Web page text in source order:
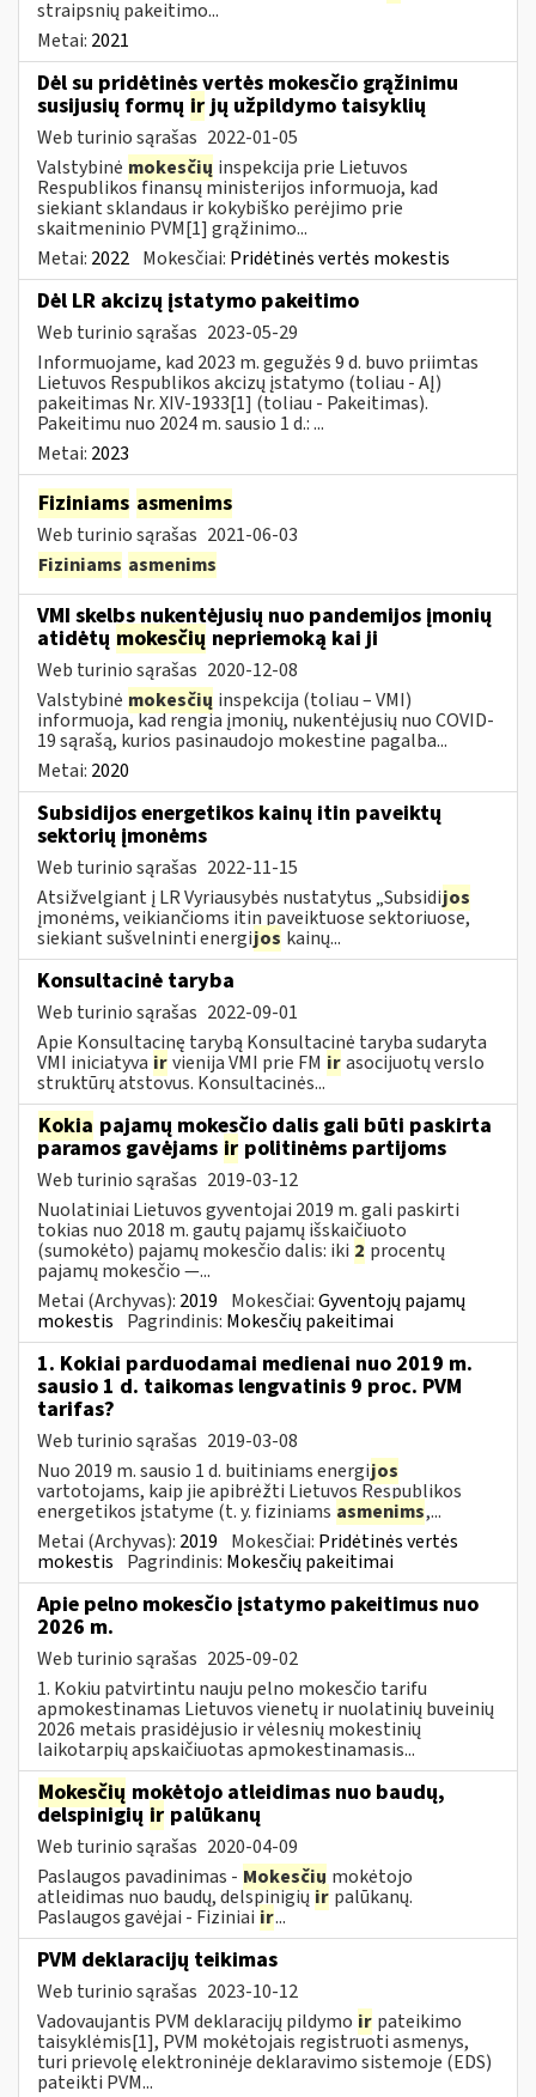
straipsnių pakeitimo...
Metai: 2021
Dėl su pridėtinės vertės mokesčio grąžinimu
susijusių formų irjų užpildymo taisyklių
Web turinio sąrašas 2022-01-05
Valstybinė mokesčių inspekcija prie Lietuvos
Respublikos finansų ministerijos informuoja, kad
siekiant sklandaus ir kokybiško perėjimo prie
skaitmeninio PVM[1] grąžinimo...
Metai: 2022 Mokesčiai: Pridėtinės vertės mokestis
Dėl LR akcizų įstatymo pakeitimo
Web turinio sąrašas 2023-05-29
Informuojame, kad 2023 m. gegužės 9 d. buvo priimtas
Lietuvos Respublikos akcizų įstatymo (toliau - AĮ)
pakeitimas Nr. XIV-1933[1] (toliau - Pakeitimas).
Pakeitimu nuo 2024 m. sausio 1 d.: ...
Metai: 2023
Fiziniams asmenims
Web turinio sąrašas 2021-06-03
Fiziniams asmenims
VMI skelbs nukentėjusių nuo pandemijos įmonių
atidėtų mokesčių nepriemoką kai ji
Web turinio sąrašas 2020-12-08
Valstybinė mokesčių inspekcija (toliau – VMI)
informuoja, kad rengia įmonių, nukentėjusių nuo COVID-
19 sąrašą, kurios pasinaudojo mokestine pagalba...
Metai: 2020
Subsidijos energetikos kainų itin paveiktų
sektorių įmonėms
Web turinio sąrašas 2022-11-15
Atsižvelgiant į LR Vyriausybės nustatytus „Subsidijos
įmonėms, veikiančioms itin paveiktuose sektoriuose,
siekiant sušvelninti energijos kainų...
Konsultacinė taryba
Web turinio sąrašas 2022-09-01
Apie Konsultacinę tarybą Konsultacinė taryba sudaryta
VMI iniciatyva irvienija VMI prie FM irasocijuotų verslo
struktūrų atstovus. Konsultacinės...
Kokia pajamų mokesčio dalis gali būti paskirta
paramos gavėjams ir politinėms partijoms
Web turinio sąrašas 2019-03-12
Nuolatiniai Lietuvos gyventojai 2019 m. gali paskirti
tokias nuo 2018 m. gautų pajamų išskaičiuoto
(sumokėto) pajamų mokesčio dalis: iki 2 procentų
pajamų mokesčio —...
Metai (Archyvas): 2019 Mokesčiai:Gyventojų pajamų
mokestis Pagrindinis: Mokesčių pakeitimai
1. Kokiai parduodamai medienai nuo 2019 m.
sausio 1 d. taikomas lengvatinis 9 proc. PVM
tarifas?
Web turinio sąrašas 2019-03-08
Nuo 2019 m. sausio 1 d. buitiniams energijos
vartotojams, kaip jie apibrėžti Lietuvos Respublikos
energetikos įstatyme (t. y. fiziniams asmenims,...
Metai (Archyvas): 2019 Mokesčiai: Pridėtinės vertės
mokestis Pagrindinis: Mokesčių pakeitimai
Apie pelno mokesčio įstatymo pakeitimus nuo
2026 m.
Web turinio sąrašas 2025-09-02
1. Kokiu patvirtintu nauju pelno mokesčio tarifu
apmokestinamas Lietuvos vienetų ir nuolatinių buveinių
2026 metais prasidėjusio ir vėlesnių mokestinių
laikotarpių apskaičiuotas apmokestinamasis...
Mokesčių mokėtojo atleidimas nuo baudų,
delspinigių ir palūkanų
Web turinio sąrašas 2020-04-09
Paslaugos pavadinimas - Mokesčių mokėtojo
atleidimas nuo baudų, delspinigiųir palūkanų.
Paslaugos gavėjai - Fiziniai ir...
PVM deklaracijų teikimas
Web turinio sąrašas 2023-10-12
Vadovaujantis PVM deklaracijų pildymo ir pateikimo
taisyklėmis[1], PVM mokėtojais registruoti asmenys,
turi prievolę elektroninėje deklaravimo sistemoje (EDS)
pateikti PVM...